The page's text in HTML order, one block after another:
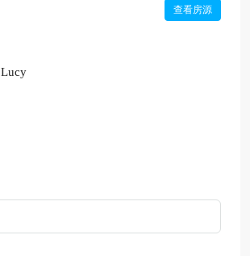
查看房源
Lucy